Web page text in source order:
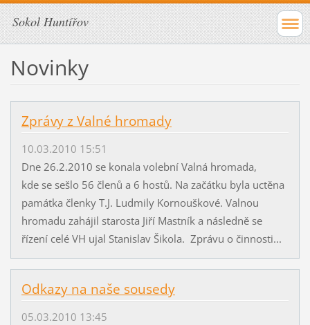
Sokol Huntířov
Novinky
Zprávy z Valné hromady
10.03.2010 15:51
Dne 26.2.2010 se konala volební Valná hromada,
kde se sešlo 56 členů a 6 hostů. Na začátku byla uctěna
památka členky T.J. Ludmily Kornouškové. Valnou
hromadu zahájil starosta Jiří Mastník a následně se
řízení celé VH ujal Stanislav Šikola. Zprávu o činnosti...
Odkazy na naše sousedy
05.03.2010 13:45